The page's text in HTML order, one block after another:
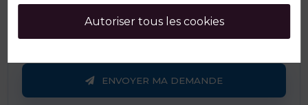
ENVOYER MA DEMANDE
Autoriser tous les cookies